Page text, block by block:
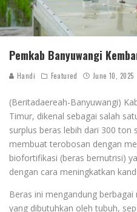
Pemkab Banyuwangi
Handi Featured June 10, 2025
(Beritadaereah-Banyuwangi)
Timur, dikenal sebagai salah
surplus beras lebih dari 300 ton
membuat terobosan dengan
biofortifikasi (beras bernutrisi)
dengan cara meningkatkan
Beras ini mengandung
yang dibutuhkan oleh tubuh,